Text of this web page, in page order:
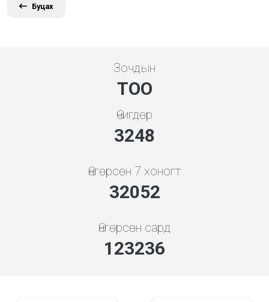
Буцах
Зочдын
ТОО
Өчигдөр
3480
Өнгөрсөн 7 хоногт
34341
Өнгөрсөн сард
132039